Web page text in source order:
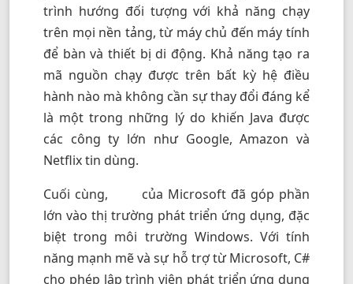
trình hướng đối tượng với khả năng chạy
trên mọi nền tảng, từ máy chủ đến máy tính
để bàn và thiết bị di động. Khả năng tạo ra
mã nguồn chạy được trên bất kỳ hệ điều
hành nào mà không cần sự thay đổi đáng kể
là một trong những lý do khiến Java được
các công ty lớn như Google, Amazon và
Netflix tin dùng.
Cuối cùng,
của Microsoft đã góp phần
lớn vào thị trường phát triển ứng dụng, đặc
biệt trong môi trường Windows. Với tính
năng mạnh mẽ và sự hỗ trợ từ Microsoft, C#
cho phép lập trình viên phát triển ứng dụng